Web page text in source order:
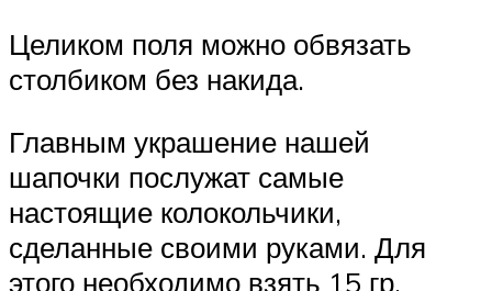
Целиком поля можно обвязать
столбиком без накида.
Главным украшение нашей
шапочки послужат самые
настоящие колокольчики,
сделанные своими руками. Для
этого необходимо взять 15 гр.